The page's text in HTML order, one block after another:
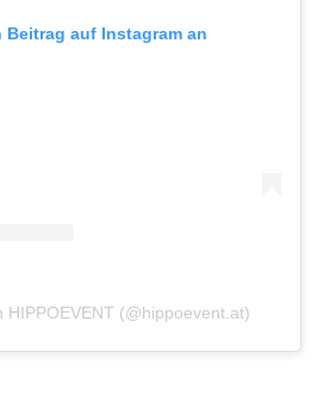
Beitrag auf Instagram an
HIPPOEVENT (@hippoevent.at)